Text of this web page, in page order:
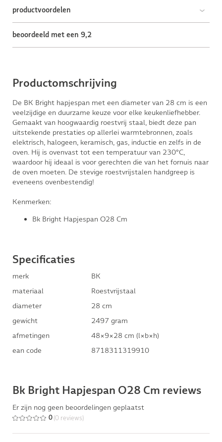
productvoordelen
beoordeeld met een 9,2
Productomschrijving
De BK Bright hapjespan met een diameter van 28 cm is een
veelzijdige en duurzame keuze voor elke keukenliefhebber.
Gemaakt van hoogwaardig roestvrij staal, biedt deze pan
uitstekende prestaties op allerlei warmtebronnen, zoals
elektrisch, halogeen, keramisch, gas, inductie en zelfs in de
oven. Hij is ovenvast tot een temperatuur van 230°C,
waardoor hij ideaal is voor gerechten die van het fornuis naar
de oven moeten. De stevige roestvrijstalen handgreep is
eveneens ovenbestendig!
Kenmerken:
Bk Bright Hapjespan O28 Cm
Specificaties
merk
BK
materiaal
Roestvrijstaal
diameter
28 cm
gewicht
2497 gram
afmetingen
48×9×28 cm (l×b×h)
ean code
8718311319910
Bk Bright Hapjespan O28 Cm reviews
Er zijn nog geen beoordelingen geplaatst
0 (0 reviews)